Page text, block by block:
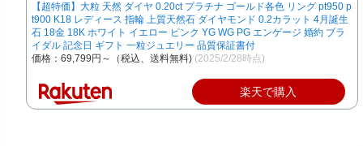
【超特価】大粒 天然 ダイヤ 0.20ct プラチナ ゴールド各色 リング pt950 p
t900 K18 レディース 指輪 上質天然石 ダイヤモンド 0.2カラット 4月誕生
石 18金 18K ホワイト イエロー ピンク YG WG PG エンゲージ 婚約 ブラ
イダル 記念日 ギフト 一粒ジュエリー 品質保証書付
価格：69,799円～（税込、送料無料) (2025/2/28時点)
楽天で購入